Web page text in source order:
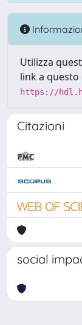
Utilizza
link a
https://
Citazioni
social